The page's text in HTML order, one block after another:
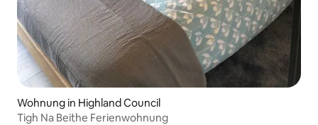
Wohnung in Highland Council
Tigh Na Beithe Ferienwohnung